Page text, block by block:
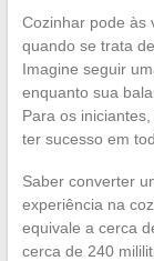
Cozinhar pode às
quando se trata
Imagine seguir
enquanto sua
Para os
ter sucesso em
Saber converter
experiência na
equivale a cerca
cerca de 240